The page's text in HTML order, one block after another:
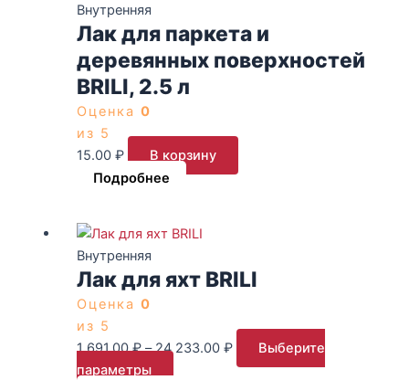
Внутренняя
Лак для паркета и
деревянных поверхностей
BRILI, 2.5 л
Оценка 0
из 5
15.00 ₽
В корзину
Подробнее
Внутренняя
Лак для яхт BRILI
Оценка 0
из 5
1 691.00₽ – 24 233.00 ₽
1
24
233.00 ₽
Выберите
параметры
Этот
имеет
Опции